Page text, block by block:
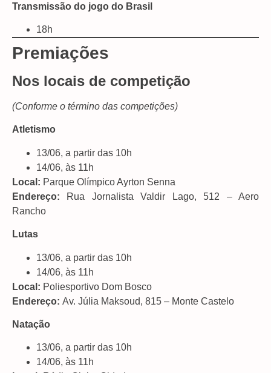
Transmissão do jogo do Brasil
18h
Premiações
Nos locais de competição
(Conforme o término das competições)
Atletismo
13/06, a partir das 10h
14/06, às 11h
Local: Parque Olímpico Ayrton Senna
Endereço: Rua Jornalista Valdir Lago, 512 – Aero
Rancho
Lutas
13/06, a partir das 10h
14/06, às 11h
Local: Poliesportivo Dom Bosco
Endereço: Av. Júlia Maksoud, 815 – Monte Castelo
Natação
13/06, a partir das 10h
14/06, às 11h